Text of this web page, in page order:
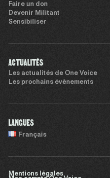
Faire un don
Devenir Militant
Sensibiliser
ACTUALITÉS
Les actualités de One Voice
Les prochains évènements
LANGUES
Français
Mentions légales